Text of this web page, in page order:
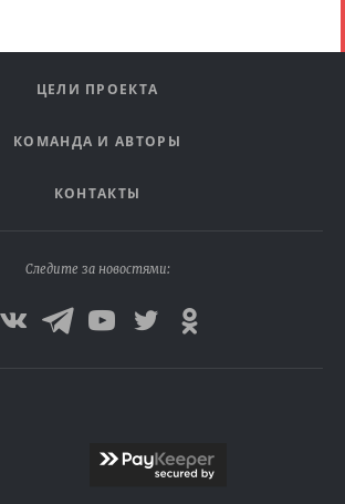
ЦЕЛИ ПРОЕКТА
КОМАНДА И АВТОРЫ
КОНТАКТЫ
Следите за новостями: